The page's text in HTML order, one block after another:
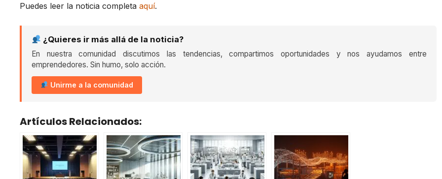
Puedes leer la noticia completa aquí.
¿Quieres ir más allá de la noticia?
En nuestra comunidad discutimos las tendencias, compartimos oportunidades y nos ayudamos entre
emprendedores. Sin humo, solo acción.
Unirme a la comunidad
Artículos Relacionados: